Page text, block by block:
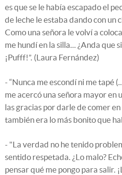
es que se le había escapado el
de leche le estaba dando con un
Como una señora le volví a
me hundí en la silla... ¿Anda que
¡Pufff!”. (Laura Fernández)
- “Nunca me escondí ni me tapé
me acercó una señora mayor en
las gracias por darle de comer
también era lo más bonito que
- "La verdad no he tenido
sentido respetada. ¿Lo malo?
pensar qué me pongo para salir.